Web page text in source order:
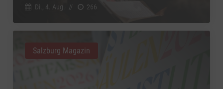
Di., 4. Aug. // 266
Salzburg Magazin